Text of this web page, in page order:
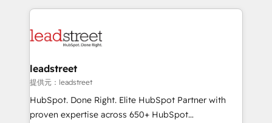
HubSpot projects for mid-market and enterprise
combine HubSpot, data, and AI to design connected
and technology for predictable, scalable revenue
growth. Our expertise spans RevOps, CRM and data
architecture, AI enablement, and strategic marketing,
delivered through our proprietary FLAIR framework
leadstreet
提供元：leadstreet
HubSpot. Done Right. Elite HubSpot Partner with
proven expertise across 650+ HubSpot